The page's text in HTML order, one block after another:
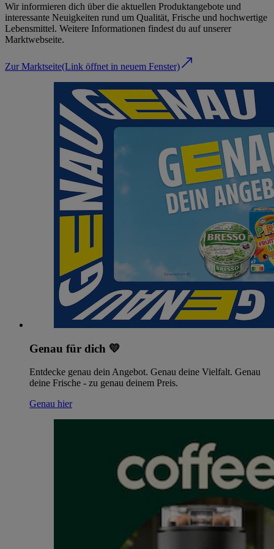
Wir informieren dich über die aktuellen Produktangebote und
interessante Neuigkeiten rund um Qualität, Frische und hochwertige
Lebensmittel. Weitere Informationen findest du auf unserer
Marktwebseite.
Zur Marktseite(Link öffnet in neuem Fenster)
Genau für dich 💛
Entdecke genau dein Angebot. Genau deine Vielfalt. Genau
deine Frische - zu genau deinem Preis.
Genau hier